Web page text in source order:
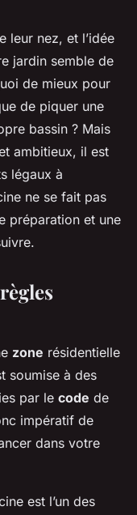
légaux à
?
leur nez, et l’idée
jardin semble de
de mieux pour
de piquer une
bassin ? Mais
ambitieux, il est
légaux à
ne se fait pas
préparation et une
zone résidentielle
soumise à des
par le code de
impératif de
dans votre
est l’un des